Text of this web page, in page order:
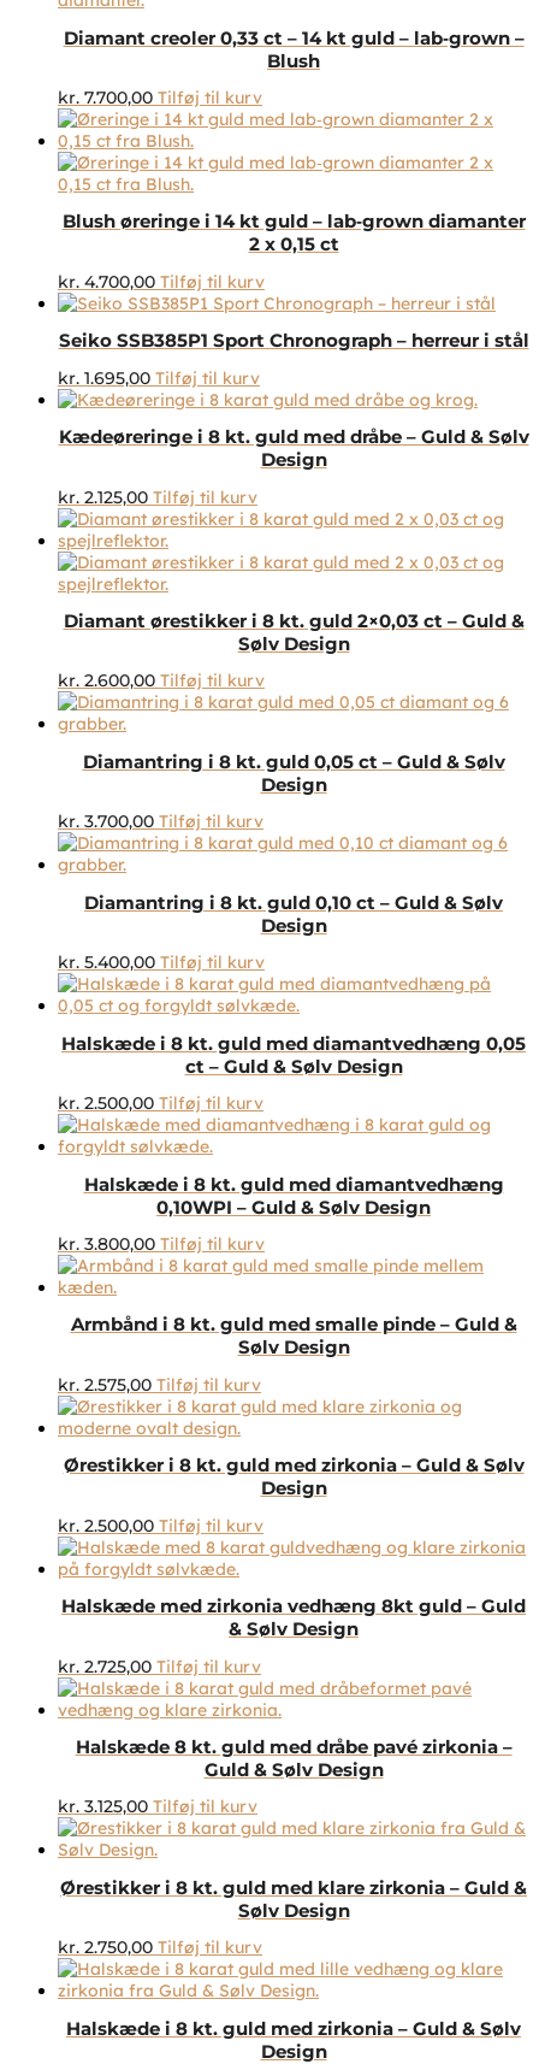
Diamant creoler 0,33 ct – 14 kt guld – lab‑grown –
Blush
kr. 7.700,00 Tilføj til kurv
Blush øreringe i 14 kt guld – lab‑grown diamanter
2 x 0,15 ct
kr. 4.700,00 Tilføj til kurv
Seiko SSB385P1 Sport Chronograph – herreur i stål
kr. 1.695,00 Tilføj til kurv
Kædeøreringe i 8 kt. guld med dråbe – Guld & Sølv
Design
kr. 2.125,00 Tilføj til kurv
Diamant ørestikker i 8 kt. guld 2×0,03 ct – Guld &
Sølv Design
kr. 2.600,00 Tilføj til kurv
Diamantring i 8 kt. guld 0,05 ct – Guld & Sølv
Design
kr. 3.700,00 Tilføj til kurv
Diamantring i 8 kt. guld 0,10 ct – Guld & Sølv
Design
kr. 5.400,00 Tilføj til kurv
Halskæde i 8 kt. guld med diamantvedhæng 0,05
ct – Guld & Sølv Design
kr. 2.500,00 Tilføj til kurv
Halskæde i 8 kt. guld med diamantvedhæng
0,10WPI – Guld & Sølv Design
kr. 3.800,00 Tilføj til kurv
Armbånd i 8 kt. guld med smalle pinde – Guld &
Sølv Design
kr. 2.575,00 Tilføj til kurv
Ørestikker i 8 kt. guld med zirkonia – Guld & Sølv
Design
kr. 2.500,00 Tilføj til kurv
Halskæde med zirkonia vedhæng 8kt guld – Guld
& Sølv Design
kr. 2.725,00 Tilføj til kurv
Halskæde 8 kt. guld med dråbe pavé zirkonia –
Guld & Sølv Design
kr. 3.125,00 Tilføj til kurv
Ørestikker i 8 kt. guld med klare zirkonia – Guld &
Sølv Design
kr. 2.750,00 Tilføj til kurv
Halskæde i 8 kt. guld med zirkonia – Guld & Sølv
Design